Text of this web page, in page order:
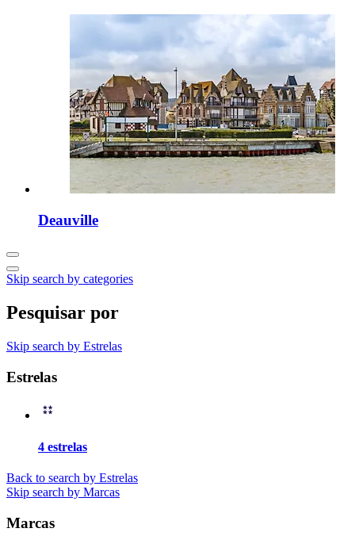
Deauville
Skip search by categories
Pesquisar por
Skip search by Estrelas
Estrelas
4 estrelas
Back to search by Estrelas
Skip search by Marcas
Marcas